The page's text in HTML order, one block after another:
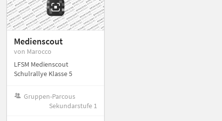
Medienscout
von Marocco
LFSM Medienscout
Schulrallye Klasse 5
Gruppen-Parcous
Sekundarstufe 1